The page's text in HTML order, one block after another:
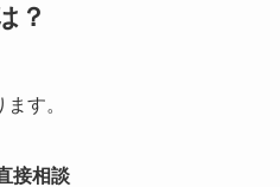
？
す。
接相談